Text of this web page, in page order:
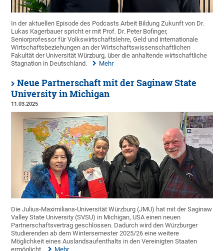
In der aktuellen Episode des Podcasts Arbeit Bildung Zukunft von Dr.
Lukas Kagerbauer spricht er mit Prof. Dr. Peter Bofinger,
Seniorprofessor für Volkswirtschaftslehre, Geld und internationale
Wirtschaftsbeziehungen an der Wirtschaftswissenschaftlichen
Fakultät der Universität Würzburg, über die anhaltende wirtschaftliche
Stagnation in Deutschland.
Mehr
Neue Partnerschaft mit der Saginaw State
University in Michigan
11.03.2025
Die Julius-Maximilians-Universität Würzburg (JMU) hat mit der Saginaw
Valley State University (SVSU) in Michigan, USA einen neuen
Partnerschaftsvertrag geschlossen. Dadurch wird den Würzburger
Studierenden ab dem Wintersemester 2025/26 eine weitere
Möglichkeit eines Auslandsaufenthalts in den Vereinigten Staaten
ermöglicht.
Mehr